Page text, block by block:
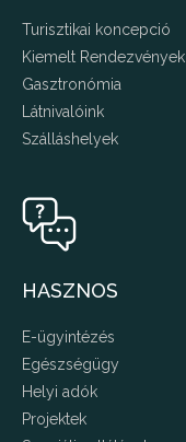
Turisztikai koncepció
Kiemelt Rendezvények
Gasztronómia
Látnivalóink
Szálláshelyek
HASZNOS
E-ügyintézés
Egészségügy
Helyi adók
Projektek